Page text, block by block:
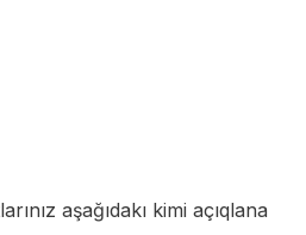
aşağıdakı kimi açıqlana